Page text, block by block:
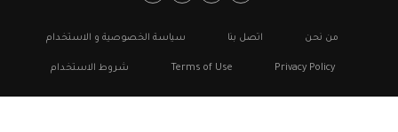
من نحن اتصل بنا سياسة الخصوصية و الاستخدام
Privacy Policy
Terms of Use شروط الاستخدام